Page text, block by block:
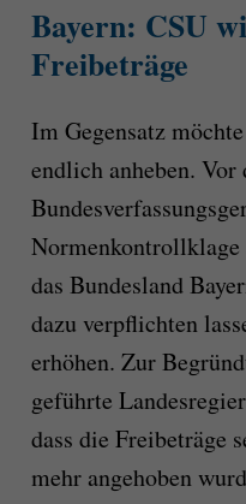
Bayern: CSU
Freibeträge
Im Gegensatz
endlich anheben. Vor
das Bundesland
dazu verpflichten
erhöhen. Zur
geführte
dass die Freibeträge
mehr angehoben